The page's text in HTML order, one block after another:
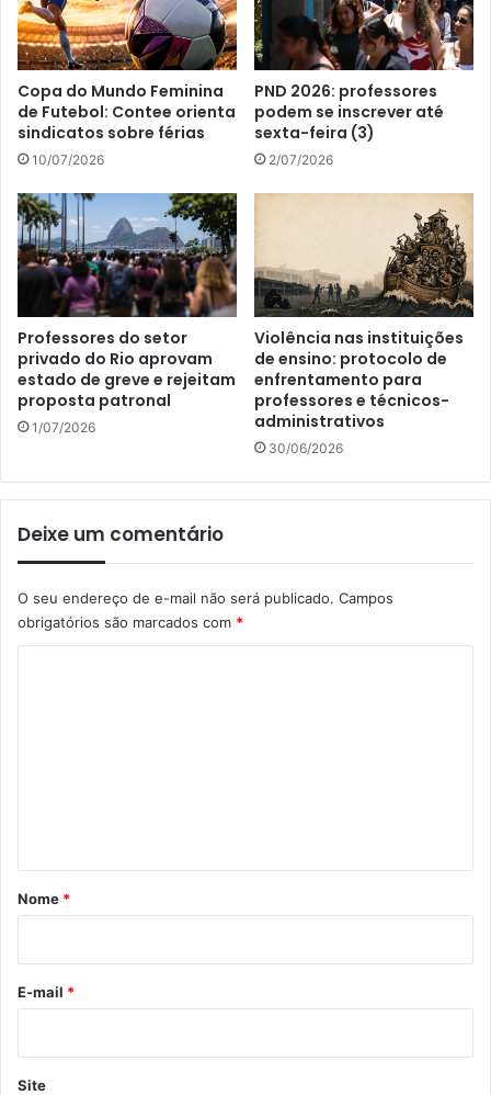
Copa do Mundo Feminina
de Futebol: Contee orienta
sindicatos sobre férias
10/07/2026
PND 2026: professores
podem se inscrever até
sexta-feira (3)
2/07/2026
Professores do setor
privado do Rio aprovam
estado de greve e rejeitam
proposta patronal
1/07/2026
Violência nas instituições
de ensino: protocolo de
enfrentamento para
professores e técnicos-
administrativos
30/06/2026
Deixe um comentário
O seu endereço de e-mail não será publicado. Campos
obrigatórios são marcados com *
r
*
Nome *
E-mail *
Site